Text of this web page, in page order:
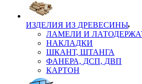
ИЗДЕЛИЯ ИЗ ДРЕВЕСИНЫ
ЛАМЕЛИ И
НАКЛАДКИ
ШКАНТ, ШТАНГА
ФАНЕРА, ДСП, ДВП
КАРТОН